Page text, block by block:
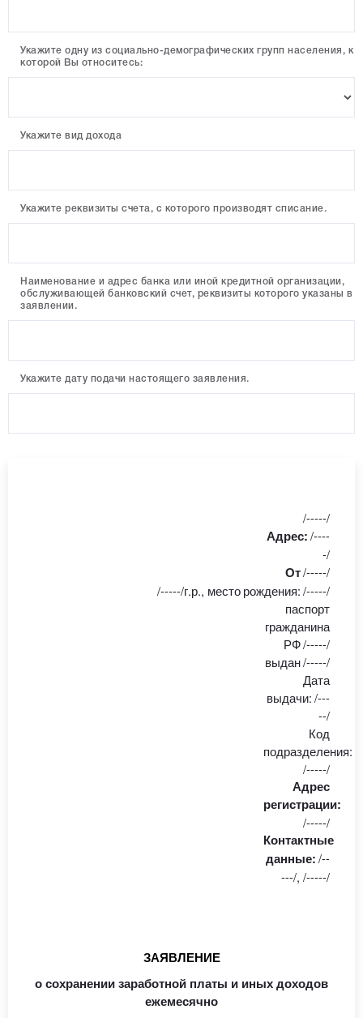
Укажите одну из социально-демографических групп населения, к
которой Вы относитесь:
Укажите вид дохода
Укажите реквизиты счета, с которого производят списание.
Наименование и адрес банка или иной кредитной организации,
обслуживающей банковский счет, реквизиты которого указаны в
заявлении.
Укажите дату подачи настоящего заявления.
/-----/
Адрес:/----
-/
От/-----/
/-----/г.р., месторождения:/-----/
паспорт
гражданина
РФ/-----/
выдан/-----/
Дата
выдачи:/---
--/
Код
подразделения:
/-----/
Адрес
регистрации:
/-----/
Контактные
данные:/--
---/, /-----/
ЗАЯВЛЕНИЕ
о сохранении заработной платы и иных доходов
ежемесячно